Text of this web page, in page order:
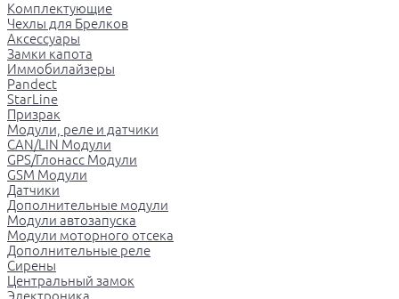
Комплектующие
Чехлы для Брелков
Аксессуары
Замки капота
Иммобилайзеры
Pandect
StarLine
Призрак
Модули, реле и датчики
CAN/LIN Модули
GPS/Глонасс Модули
GSM Модули
Датчики
Дополнительные модули
Модули автозапуска
Модули моторного отсека
Дополнительные реле
Сирены
Центральный замок
Электроника